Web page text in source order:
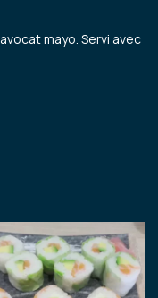
mayo. Servi avec